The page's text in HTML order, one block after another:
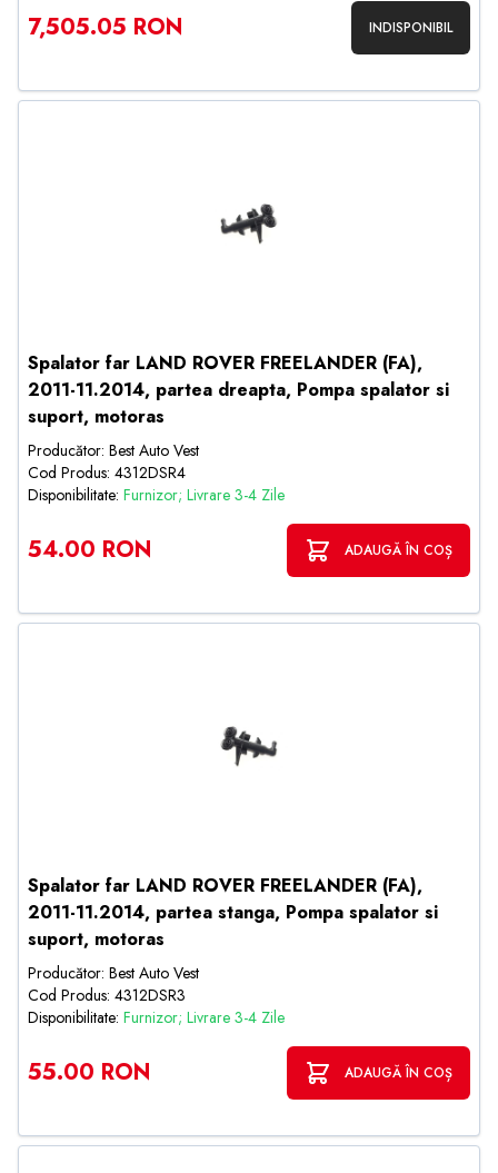
7,505.05 RON INDISPONIBIL
Spalator far LAND ROVER FREELANDER (FA),
2011-11.2014, partea dreapta, Pompa spalator si
suport, motoras
Producător: Best Auto Vest
Cod Produs: 4312DSR4
Disponibilitate: Furnizor; Livrare 3-4 Zile
54.00 RON ADAUGĂ ÎN COȘ
Spalator far LAND ROVER FREELANDER (FA),
2011-11.2014, partea stanga, Pompa spalator si
suport, motoras
Producător: Best Auto Vest
Cod Produs: 4312DSR3
Disponibilitate: Furnizor; Livrare 3-4 Zile
55.00 RON ADAUGĂ ÎN COȘ